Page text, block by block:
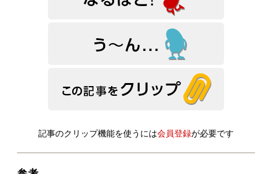
記事のクリップ機能を使うには会員登録が必要です